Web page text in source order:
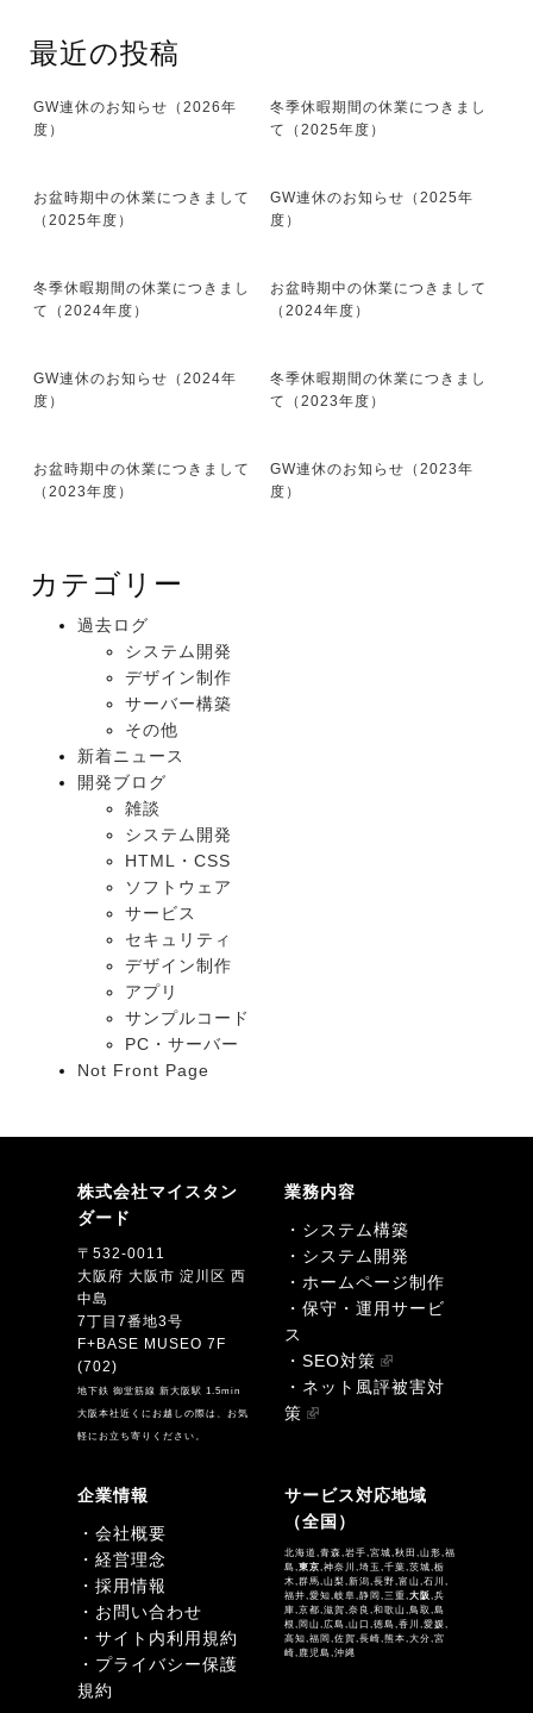
最近の投稿
GW連休のお知らせ（2026年
度）
冬季休暇期間の休業につきまし
て（2025年度）
お盆時期中の休業につきまして
（2025年度）
GW連休のお知らせ（2025年
度）
冬季休暇期間の休業につきまし
て（2024年度）
お盆時期中の休業につきまして
（2024年度）
GW連休のお知らせ（2024年
度）
冬季休暇期間の休業につきまし
て（2023年度）
お盆時期中の休業につきまして
（2023年度）
GW連休のお知らせ（2023年
度）
カテゴリー
過去ログ
システム開発
デザイン制作
サーバー構築
その他
新着ニュース
開発ブログ
雑談
システム開発
HTML・CSS
ソフトウェア
サービス
セキュリティ
デザイン制作
アプリ
サンプルコード
PC・サーバー
Not Front Page
株式会社マイスタン
ダード
〒532-0011
大阪府 大阪市 淀川区 西
中島
7丁目7番地3号
F+BASE MUSEO 7F
(702)
地下鉄 御堂筋線 新大阪駅 1.5min
大阪本社近くにお越しの際は、お気
軽にお立ち寄りください。
業務内容
・システム構築
・システム開発
・ホームページ制作
・保守・運用サービ
ス
・SEO対策
・ネット風評被害対
策
企業情報
・会社概要
・経営理念
・採用情報
・お問い合わせ
・サイト内利用規約
・プライバシー保護
規約
サービス対応地域
（全国）
北海道,青森,岩手,宮城,秋田,山形,福
島,東京,神奈川,埼玉,千葉,茨城,栃
木,群馬,山梨,新潟,長野,富山,石川,
福井,愛知,岐阜,静岡,三重,大阪,兵
庫,京都,滋賀,奈良,和歌山,鳥取,島
根,岡山,広島,山口,徳島,香川,愛媛,
高知,福岡,佐賀,長崎,熊本,大分,宮
崎,鹿児島,沖縄